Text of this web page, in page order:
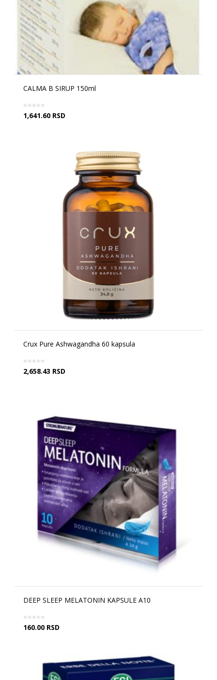
CALMA B SIRUP 150ml
1,641.60 RSD
Crux Pure Ashwagandha 60 kapsula
2,658.43 RSD
DEEP SLEEP MELATONIN KAPSULE A10
160.00 RSD